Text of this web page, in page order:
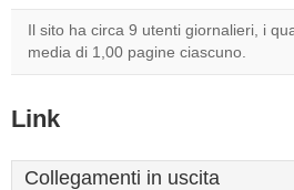
Il sito ha circa 9 utenti giornalieri, i
media di 1,00 pagine ciascuno.
Link
Collegamenti in uscita